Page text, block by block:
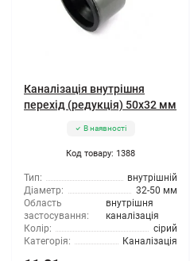
Каналізація внутрішня
перехід (редукція) 50x32 мм
В наявності
Код товару: 1388
Тип:
внутрішній
Діаметр:
32-50 мм
Область
застосування:
внутрішня
каналізація
Колір:
сірий
Категорія:
Каналізація